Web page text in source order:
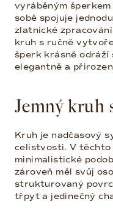
vyráběným
sobě spojuje
zlatnické
kruh s ručně
šperk krásně odráží
elegantně a
Jemný kruh
Kruh je nadčasový
celistvosti. V těchto
minimalistické
zároveň měl svůj
strukturovaný
třpyt a jedinečný